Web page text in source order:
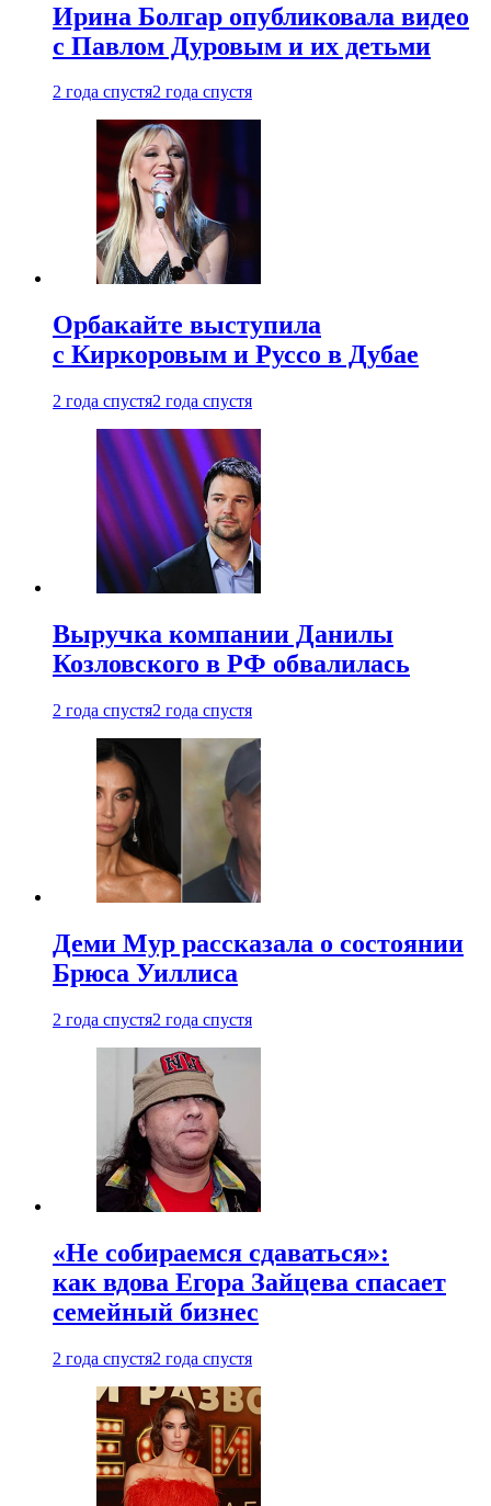
Ирина Болгар опубликовала видео
с Павлом Дуровым и их детьми
2 года спустя2 года спустя
Орбакайте выступила
с Киркоровым и Руссо в Дубае
2 года спустя2 года спустя
Выручка компании Данилы
Козловского в РФ обвалилась
2 года спустя2 года спустя
Деми Мур рассказала о состоянии
Брюса Уиллиса
2 года спустя2 года спустя
«Не собираемся сдаваться»:
как вдова Егора Зайцева спасает
семейный бизнес
2 года спустя2 года спустя